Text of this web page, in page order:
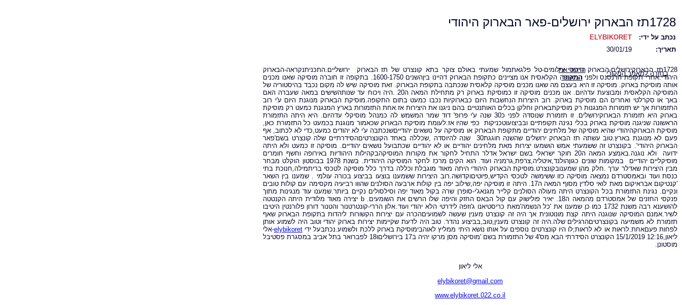
1728תז הבארוק ירושלים-פאר הבארוק היהודי
נכתב על ידי:
ELYBIKORET
תאריך:
30/01/19
בחזרה למאמר המקורי
הדפס את
המאמר
1728תז הבארוקירושלים-הבארוק היהודי צילומים-טל פלגאתמול שמעתי באולם צוקר בתא קונצרט של תז הבארוק ירושליים.התכניתנקראה-הבארוק
היהודי.אחרי תקופת הרנסנס ולפני התקופה הקלאסית אנו מציינים כתקופת הבארוק דהיינו ביןהשנים 1600-1750. בתקופה זו חוברה מוסיקה שאנו מכנים
אותה מוסיקת בארוק. מוסיקה זו היא בעצם מה שאנו מכנים מוסיקה קלאסית שנכתבה בתקופת הבארוק. זאת מוסיקה שיש לה מקום נכבד בהיסטוריה של
המוסיקה הקלאסית ומבוצעת עדהיום. אנו מכנים מוסיקה זו כמוסיקת בארוק רק מתחילת המאה ה20 .היה ויכוח עד שנותהשישים במאה שעברה האם
באך או סקרלטי ואחרים הם מוסיקת בארוק. רוב היצירות הנחשבות היום כבארוקיות נכבו כמעט בתום התקופה.מוסיקת הבארוק מנוגנת היום ע'י רוב
התזמורות אך יש תזמורות המנגנות רק מוסיקתבארוק וחלקן בכלים האותנטיים בהם ניגנו את היצירות אז.אחת התזמורות בארץ המנגנת כמעט רק מוסיקת
בארוק היא תזמורת הבארוקירושלים. זו תזמורת שנוסדה לפני כ30 שנה ע'י פרופ' דוד שמר המשמש לה כמנהל מוסיקלי עדהיום. היא היתה התזמורת
הראשונה שניגנה מוסיקת בארוק בכלי נגינה תקופתיים ובביצועוטכניקות כפי שהיו אז.לעומת מוסיקת הבארוק שכאמור מנוגנת בכמעט כל התזמורת כאן,
מוסיקת הבארוקהיהודי שהיא מוסיקה של מלחינים יהודיים מתקופת הבארוק או מוסיקה על נושאים יהודייםשנכתבה ע'י לא יהודים כמעט,כדי לא לכתוב, אף
פעם לא מנוגנת בארץ.טוב עשתה תז הבארוק ירושלים שהשנה חוגגת30 שנה להיוסדה ,שכללה באחד הקונצרטיםהסידרתיים שלה קונצרט בשם'פאר
הבארוק היהודי'. בקונצרט זה ששמעתי אמש הושמעו יצירות מאת מלחינים יהודיים או לא יהודיים שכתבועל נושאים יהודיים. מוסיקה זו כמעט ולא היתה
ידועה ולא נוגנה.באמצע המאה ה20 חוקר ישראלי בשם ישראל אדלר התחיל לחקור את מקורות המוסיקהבקהילות היהודיות באירופה וחשף חומרים
מוסיקליים יהודיים במקומות שונים כגוןהולנד,איטליה,צרפת,גרמניה ועוד. הוא הקים מרכז לחקר המוסיקה היהודית. בשנת 1978 בבוסטון הוקלט מבחר
מבין היצירות שאדלר ערך .חלק מהן שמענובקונצרט.מוסיקת הבארוק היהודי היתה מאוד מוגבלת וכללה בדרך כלל מוסיקה לטכסי בריתמילה,חנוכת בתי
כנסת ועוד ובאמסטרדם נמצאה מוסיקה כזו ששימשה לטכסי הקדיש,פיוטיםוקדושה.רוב היצירות ששמענו בוצעו בביצוע בכורה עולמי . שמענו בין השאר
'קנטיקום אבראיקום מאת לואי סלדין מסוף המאה ה17. היתה זו מוסיקה יפה,שילוב יפה בין קולות ארבעה הסולנים שהווו רביעיה מקסימה עם קולות טובים
ונקיים. נגינת התזמורת בכל הקונצרט היתה מעולה הסולנים קלייר מגנאג'י-סופרן שרה בקול מאוד יפה וסילסולים נקיים ביותר.שמענו עוד מנגינות מתוך
פנקסי החזנים של אמסטרדם מהמאה ה18. יאיר פולישוק עם קול הבאס החזק והיפה שלו הרשים את השומעים. b יצירה מאוד מלודית היתה הקנטטה
להושענא רבה משנת 1732 כמו כן שמענו את 'כל הנשמה'מאת כריסטיאנו ג'וזפה לידרטי הלא יהודי ועוד.אלון הררי-קונטרטנור והטנור דורון פלורנטין היטיבו
לשיר.אמנם המוסיקה שנוגנה היתה קצת מונוטונית אך היה זה קונצרט מענין שעשה לשמועיםהכרה עם יצירות הקשורות ליהדות בתקופת הבארוק שאף
תזמורת לא משמיעה בקונצרטיםהרגילים שלה.היה זה קונצרט מענין,טוב,בביצוע נהדר. טוב היה לדעת שקיימות יצירות בארוק יהודי וטוב היה לשמוע אותן
לפחות פעםאחת.לראות או לא לראות;לו היו קונצרטים נוספים על אותו נושא היתי ממליץ לאוהבימוסיקת בארוק ללכת ולשמוע.נכתבעל ידי elybikoret-אלי
ליאון,15/1/2019 12:16 הקונצרט הסידרתי הבא מס'4 של התזמורת בשם 'מוסיקה מסן מרקו יהיה ב17 בירושליםו18 לפברואר בתל אביב במסגרת פסטיבל
מוסטונן.
אלי ליאון
elybikoret@gmail.com
www.elybikoret.022.co.il